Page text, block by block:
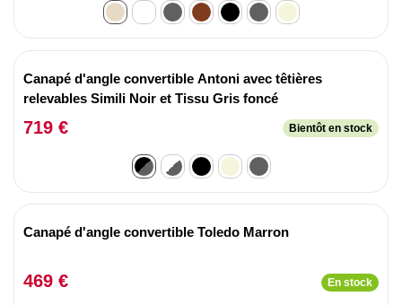
Canapé d'angle convertible Antoni avec têtières
relevables Simili Noir et Tissu Gris foncé
719 € Bientôt en stock
Canapé d'angle convertible Toledo Marron
469 € En stock